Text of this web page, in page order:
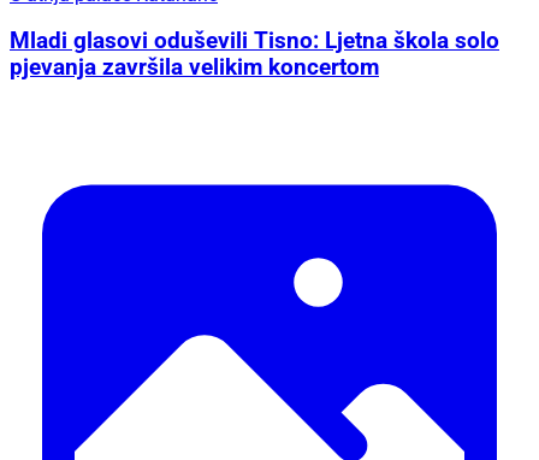
Mladi glasovi oduševili Tisno: Ljetna škola solo
pjevanja završila velikim koncertom